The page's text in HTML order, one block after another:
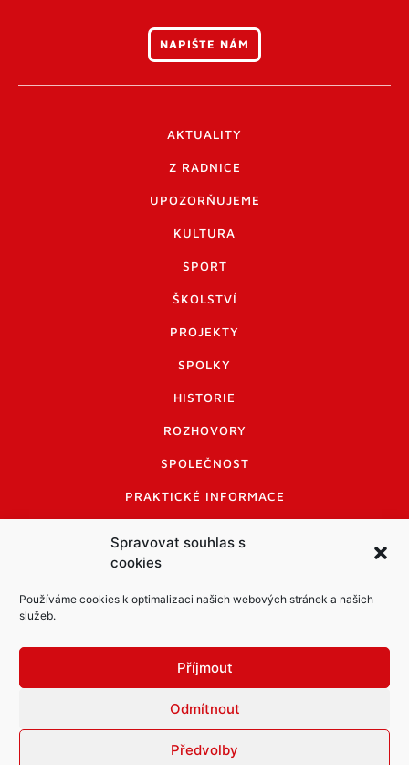
Spravovat souhlas s
cookies
Používáme cookies k optimalizaci našich webových stránek a našich
služeb.
Příjmout
Odmítnout
Předvolby
NAPIŠTE NÁM
AKTUALITY
Z RADNICE
UPOZORŇUJEME
KULTURA
SPORT
ŠKOLSTVÍ
PROJEKTY
SPOLKY
HISTORIE
ROZHOVORY
SPOLEČNOST
PRAKTICKÉ INFORMACE
INFORMACE A KODEX DISKUTUJÍCÍCH
LOGO A LOGO MANUÁL
Informace o zpracování osobních údajů